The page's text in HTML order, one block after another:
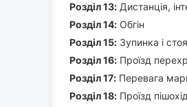
Роздiл 13: Дистанція,
Роздiл 14: Обгін
Роздiл 15: Зупинка і
Роздiл 16: Проїзд
Роздiл 17: Перевага
Роздiл 18: Проїзд